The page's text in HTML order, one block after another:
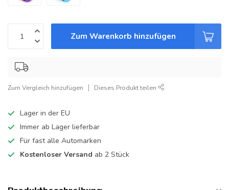
Zum Warenkorb hinzufügen
Zum Vergleich hinzufügen Dieses Produkt teilen
Lager in der EU
Immer ab Lager lieferbar
Für fast alle Automarken
Kostenloser Versand ab 2 Stück